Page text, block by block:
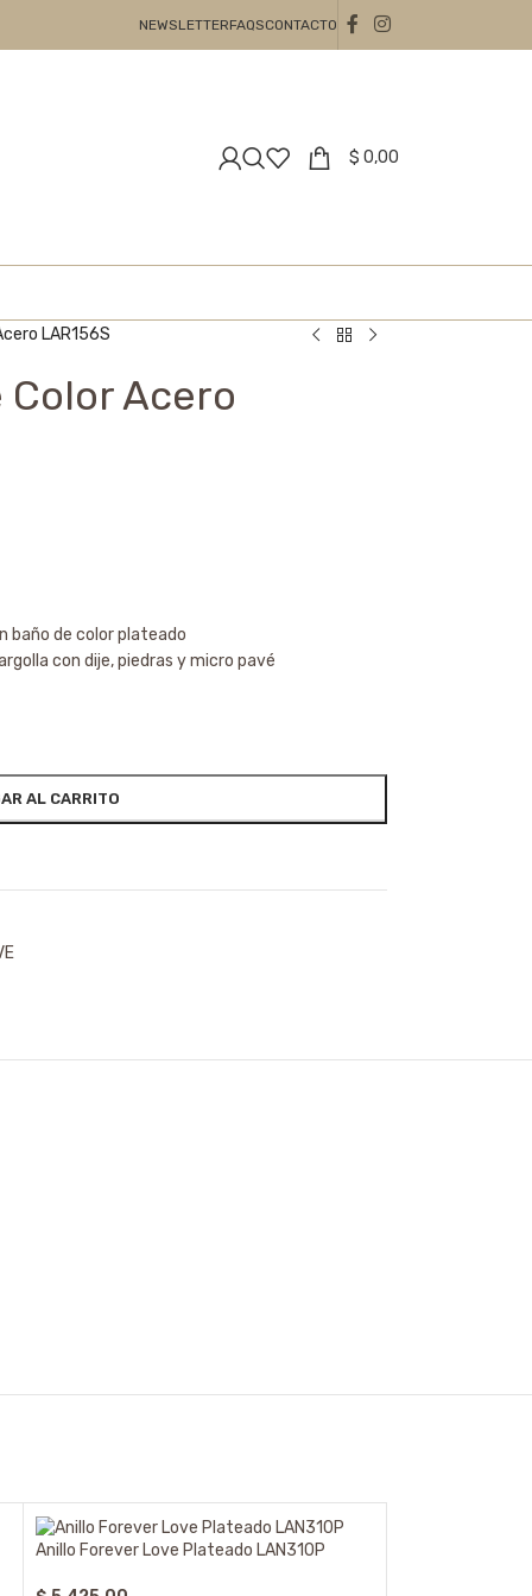
NEWSLETTERFAQSCONTACTO
$ 0,00
LAR156S
Acero
baño de color plateado
con dije, piedras y micro pavé
AL CARRITO
Anillo Forever Love Plateado LAN310P